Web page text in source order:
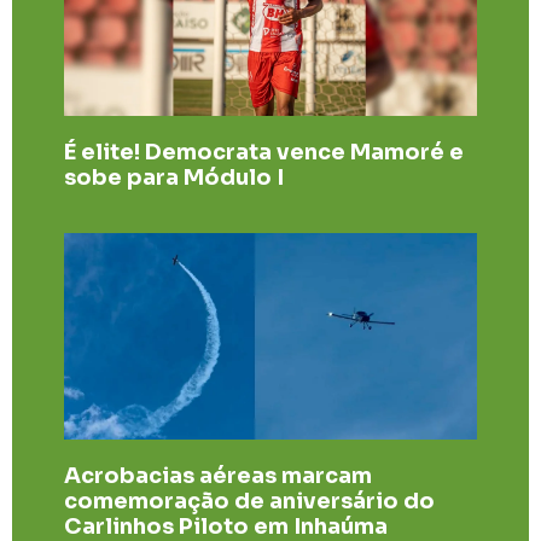
É elite! Democrata vence Mamoré e
sobe para Módulo I
Acrobacias aéreas marcam
comemoração de aniversário do
Carlinhos Piloto em Inhaúma